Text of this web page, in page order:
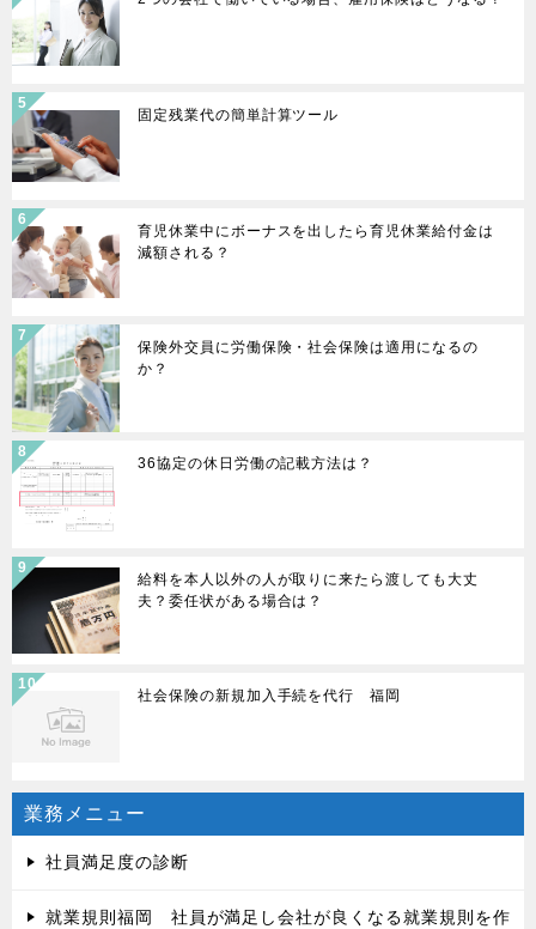
固定残業代の簡単計算ツール
育児休業中にボーナスを出したら育児休業給付金は
減額される？
保険外交員に労働保険・社会保険は適用になるの
か？
36協定の休日労働の記載方法は？
給料を本人以外の人が取りに来たら渡しても大丈
夫？委任状がある場合は？
社会保険の新規加入手続を代行 福岡
業務メニュー
社員満足度の診断
就業規則福岡 社員が満足し会社が良くなる就業規則を作